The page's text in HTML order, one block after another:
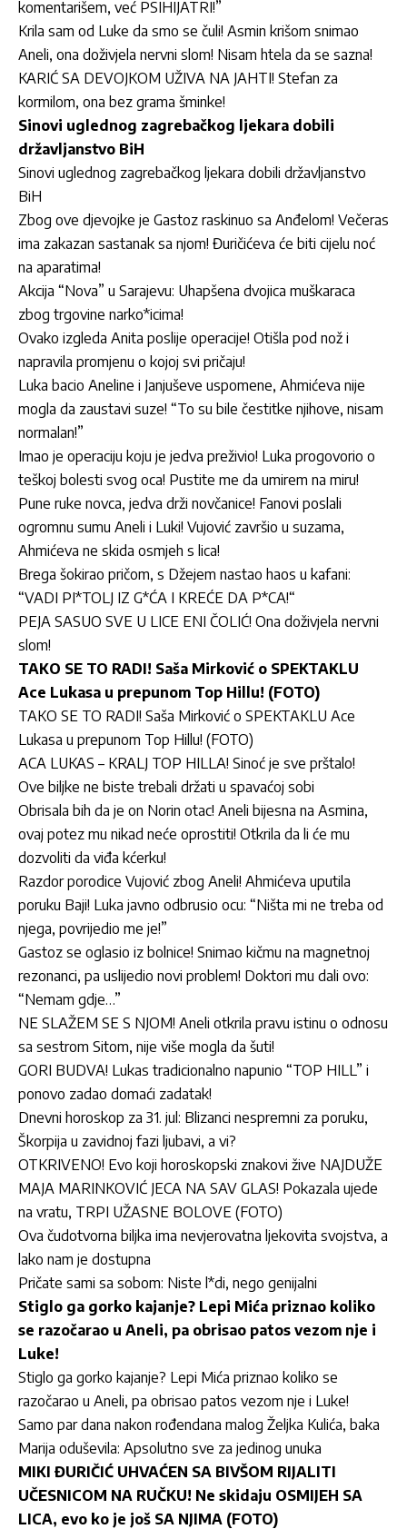
komentarišem, već PSIHIJATRI!”
Krila sam od Luke da smo se čuli! Asmin krišom snimao
Aneli, ona doživjela nervni slom! Nisam htela da se sazna!
KARIĆ SA DEVOJKOM UŽIVA NA JAHTI! Stefan za
kormilom, ona bez grama šminke!
Sinovi uglednog zagrebačkog ljekara dobili
državljanstvo BiH
Sinovi uglednog zagrebačkog ljekara dobili državljanstvo
BiH
Zbog ove djevojke je Gastoz raskinuo sa Anđelom! Večeras
ima zakazan sastanak sa njom! Đuričićeva će biti cijelu noć
na aparatima!
Akcija “Nova” u Sarajevu: Uhapšena dvojica muškaraca
zbog trgovine narko*icima!
Ovako izgleda Anita poslije operacije! Otišla pod nož i
napravila promjenu o kojoj svi pričaju!
Luka bacio Aneline i Janjuševe uspomene, Ahmićeva nije
mogla da zaustavi suze! “To su bile čestitke njihove, nisam
normalan!”
Imao je operaciju koju je jedva preživio! Luka progovorio o
teškoj bolesti svog oca! Pustite me da umirem na miru!
Pune ruke novca, jedva drži novčanice! Fanovi poslali
ogromnu sumu Aneli i Luki! Vujović završio u suzama,
Ahmićeva ne skida osmjeh s lica!
Brega šokirao pričom, s Džejem nastao haos u kafani:
“VADI PI*TOLJ IZ G*ĆA I KREĆE DA P*CA!“
PEJA SASUO SVE U LICE ENI ČOLIĆ! Ona doživjela nervni
slom!
TAKO SE TO RADI! Saša Mirković o SPEKTAKLU
Ace Lukasa u prepunom Top Hillu! (FOTO)
TAKO SE TO RADI! Saša Mirković o SPEKTAKLU Ace
Lukasa u prepunom Top Hillu! (FOTO)
ACA LUKAS – KRALJ TOP HILLA! Sinoć je sve prštalo!
Ove biljke ne biste trebali držati u spavaćoj sobi
Obrisala bih da je on Norin otac! Aneli bijesna na Asmina,
ovaj potez mu nikad neće oprostiti! Otkrila da li će mu
dozvoliti da viđa kćerku!
Razdor porodice Vujović zbog Aneli! Ahmićeva uputila
poruku Baji! Luka javno odbrusio ocu: “Ništa mi ne treba od
njega, povrijedio me je!”
Gastoz se oglasio iz bolnice! Snimao kičmu na magnetnoj
rezonanci, pa uslijedio novi problem! Doktori mu dali ovo:
“Nemam gdje…”
NE SLAŽEM SE S NJOM! Aneli otkrila pravu istinu o odnosu
sa sestrom Sitom, nije više mogla da šuti!
GORI BUDVA! Lukas tradicionalno napunio “TOP HILL” i
ponovo zadao domaći zadatak!
Dnevni horoskop za 31. jul: Blizanci nespremni za poruku,
Škorpija u zavidnoj fazi ljubavi, a vi?
OTKRIVENO! Evo koji horoskopski znakovi žive NAJDUŽE
MAJA MARINKOVIĆ JECA NA SAV GLAS! Pokazala ujede
na vratu, TRPI UŽASNE BOLOVE (FOTO)
Ova čudotvorna biljka ima nevjerovatna ljekovita svojstva, a
lako nam je dostupna
Pričate sami sa sobom: Niste l*di, nego genijalni
Stiglo ga gorko kajanje? Lepi Mića priznao koliko
se razočarao u Aneli, pa obrisao patos vezom nje i
Luke!
Stiglo ga gorko kajanje? Lepi Mića priznao koliko se
razočarao u Aneli, pa obrisao patos vezom nje i Luke!
Samo par dana nakon rođendana malog Željka Kulića, baka
Marija oduševila: Apsolutno sve za jedinog unuka
MIKI ĐURIČIĆ UHVAĆEN SA BIVŠOM RIJALITI
UČESNICOM NA RUČKU! Ne skidaju OSMIJEH SA
LICA, evo ko je još SA NJIMA (FOTO)